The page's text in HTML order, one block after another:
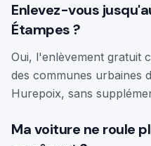
Enlevez-vous
Étampes ?
Oui, l'enlèvement gratuit
des communes urbaines
Hurepoix, sans
Ma voiture ne roule